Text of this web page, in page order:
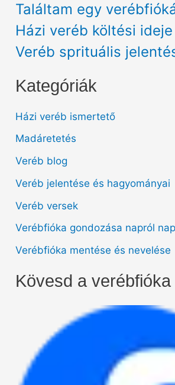
Találtam egy
Házi veréb költési ideje
Veréb sprituális
Kategóriák
Házi veréb ismertető
Madáretetés
Veréb blog
Veréb jelentése és hagyományai
Veréb versek
Verébfióka gondozása napról
Verébfióka mentése és nevelése
Kövesd a verébfióka